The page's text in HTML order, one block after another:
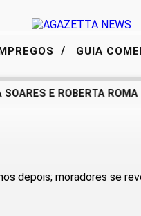
/ GUIA
E ROBERTA ROMA